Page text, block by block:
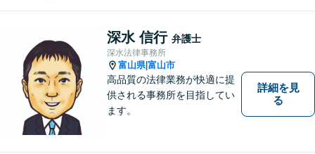
の声にしっかり耳を傾ける姿
勢は変わりません。
深水 信行 弁護士
深水法律事務所
富山県|富山市
高品質の法律業務が快適に提
供される事務所を目指してい
ます。
詳細を見
る